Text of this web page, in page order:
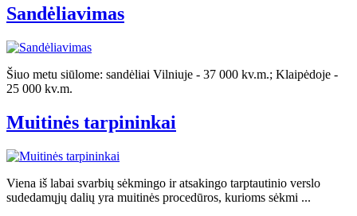
Sandėliavimas
Šiuo metu siūlome: sandėliai Vilniuje - 37 000 kv.m.; Klaipėdoje -
25 000 kv.m.
Muitinės tarpininkai
Viena iš labai svarbių sėkmingo ir atsakingo tarptautinio verslo
sudedamųjų dalių yra muitinės procedūros, kurioms sėkmi ...